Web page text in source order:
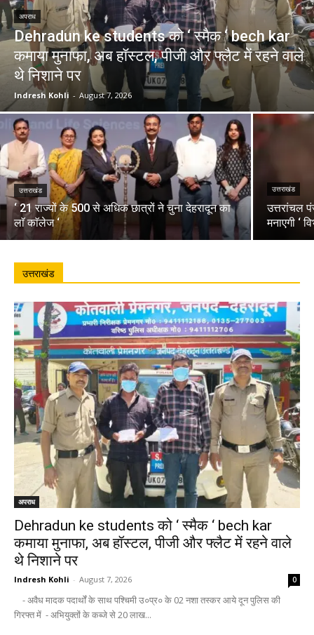
अपराध
Dehradun ke students को ‘ स्मैक ‘ bech kar
कमाया मुनाफा, अब हॉस्टल, पीजी और फ्लैट में रहने वाले
थे निशाने पर
Indresh Kohli - August 7, 2026
उत्तराखंड
‘ 21 राज्यों के 500 से अधिक छात्रों ने चुना देहरादून का
लाॅ काॅलेज ‘
उत्तराखंड
उत्तरांचल
मनाएगी ‘
उत्तराखंड
अपराध
Dehradun ke students को ‘ स्मैक ‘ bech kar
कमाया मुनाफा, अब हॉस्टल, पीजी और फ्लैट में रहने वाले
थे निशाने पर
Indresh Kohli - August 7, 2026 0
- अवैध मादक पदार्थों के साथ पश्चिमी उ०प्र० के 02 नशा तस्कर आये दून पुलिस की
गिरफ्त में - अभियुक्तों के कब्जे से 20 लाख...